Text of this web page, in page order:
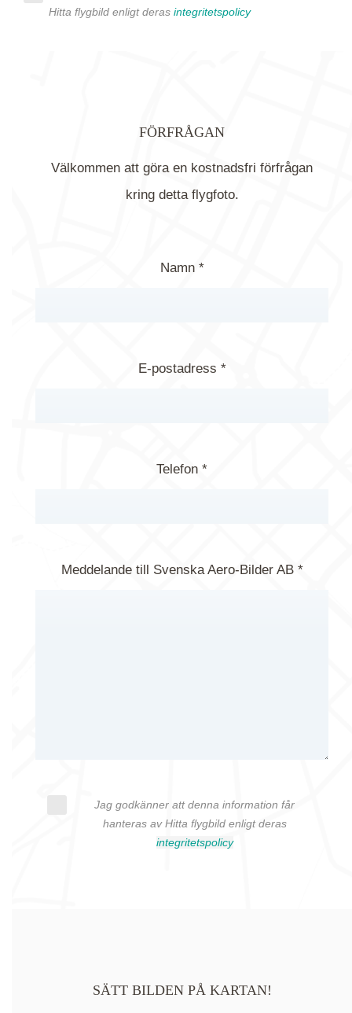
Hitta flygbild enligt deras integritetspolicy
FÖRFRÅGAN
Välkommen att göra en kostnadsfri förfrågan
kring detta flygfoto.
Namn *
E-postadress *
Telefon *
Meddelande till Svenska Aero-Bilder AB *
Jag godkänner att denna information får
hanteras av Hitta flygbild enligt deras
integritetspolicy
SÄTT BILDEN PÅ KARTAN!